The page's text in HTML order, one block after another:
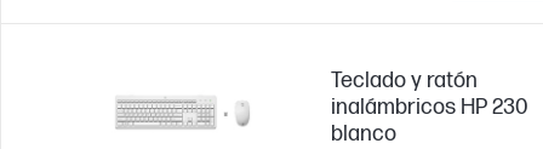
Teclado y ratón
inalámbricos HP 230
blanco